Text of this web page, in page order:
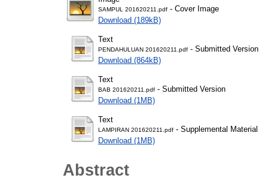
SAMPUL 201620211.pdf - Cover Image
Download (189kB)
Text
PENDAHULUAN 201620211.pdf - Submitted Version
Download (864kB)
Text
BAB 201620211.pdf - Submitted Version
Download (1MB)
Text
LAMPIRAN 201620211.pdf - Supplemental Material
Download (1MB)
Abstract